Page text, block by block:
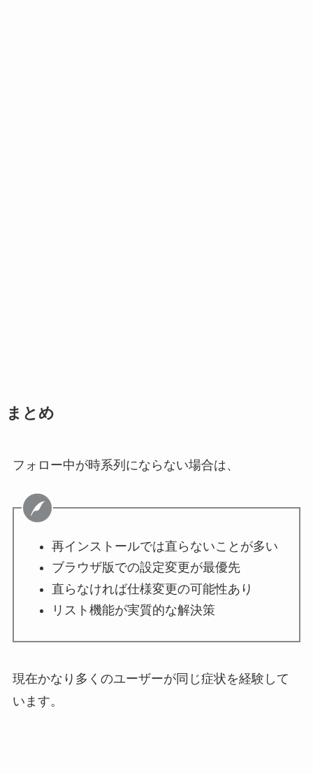
まとめ
フォロー中が時系列にならない場合は、
再インストールでは直らないことが多い
ブラウザ版での設定変更が最優先
直らなければ仕様変更の可能性あり
リスト機能が実質的な解決策
現在かなり多くのユーザーが同じ症状を経験して
います。